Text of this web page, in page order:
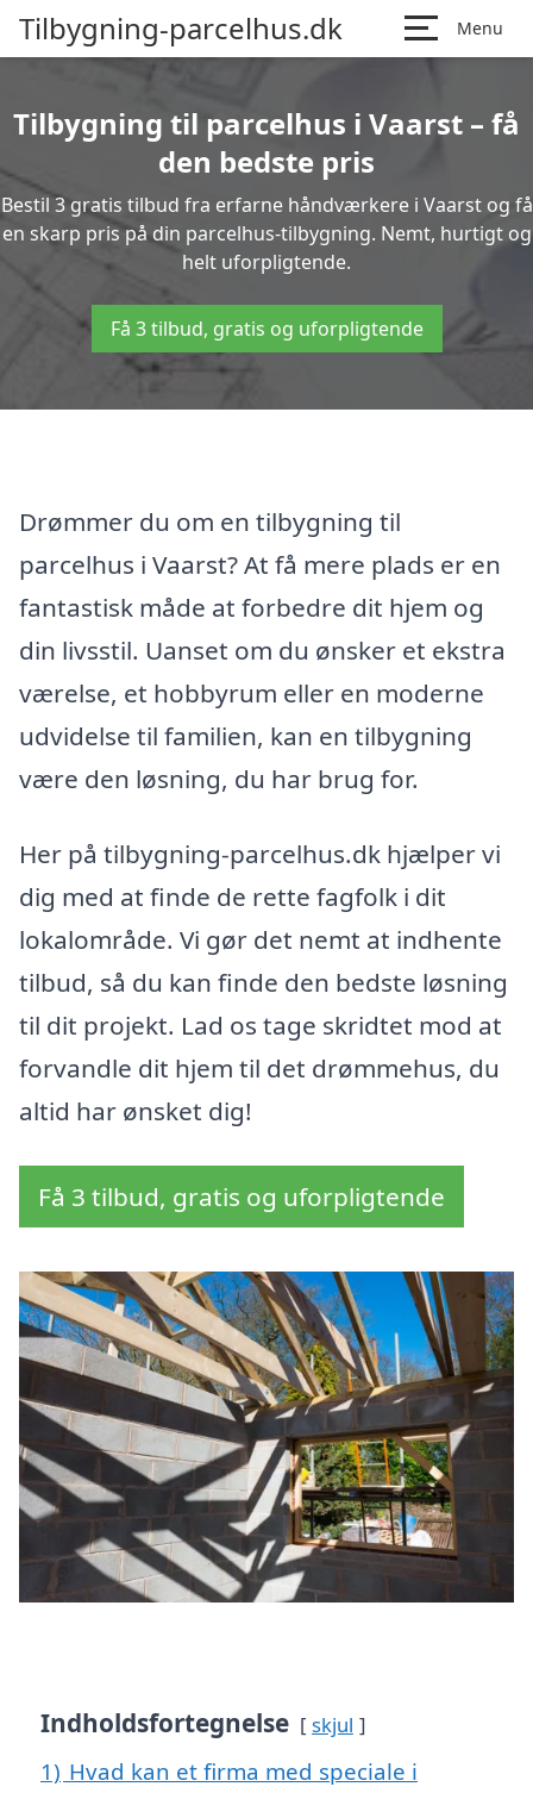
Tilbygning-parcelhus.dk Menu
Tilbygning til parcelhus i Vaarst – få
den bedste pris
Bestil 3 gratis tilbud fra erfarne håndværkere i Vaarst og få
en skarp pris på din parcelhus-tilbygning. Nemt, hurtigt og
helt uforpligtende.
Få 3 tilbud, gratis og uforpligtende
Drømmer du om en tilbygning til
parcelhus i Vaarst? At få mere plads er en
fantastisk måde at forbedre dit hjem og
din livsstil. Uanset om du ønsker et ekstra
værelse, et hobbyrum eller en moderne
udvidelse til familien, kan en tilbygning
være den løsning, du har brug for.
Her på tilbygning-parcelhus.dk hjælper vi
dig med at finde de rette fagfolk i dit
lokalområde. Vi gør det nemt at indhente
tilbud, så du kan finde den bedste løsning
til dit projekt. Lad os tage skridtet mod at
forvandle dit hjem til det drømmehus, du
altid har ønsket dig!
Få 3 tilbud, gratis og uforpligtende
Indholdsfortegnelse skjul
1) Hvad kan et firma med speciale i